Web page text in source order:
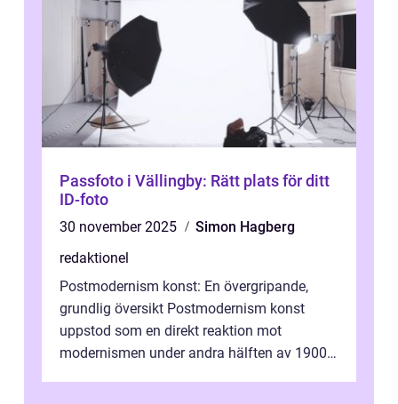
Passfoto i Vällingby: Rätt plats för ditt
ID-foto
30 november 2025
Simon Hagberg
redaktionel
Postmodernism konst: En övergripande,
grundlig översikt Postmodernism konst
uppstod som en direkt reaktion mot
modernismen under andra hälften av 1900-